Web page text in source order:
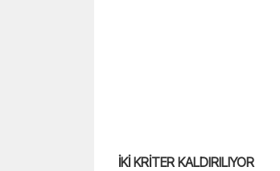
İKİ KRİTER KALDIRILIYOR